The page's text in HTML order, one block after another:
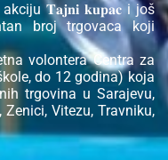
𝐓𝐚𝐣𝐧𝐢 𝐤𝐮𝐩𝐚𝐜 i još
broj trgovaca koji
volontera Centra za
do 12 godina) koja
trgovina u Sarajevu,
Vitezu, Travniku,